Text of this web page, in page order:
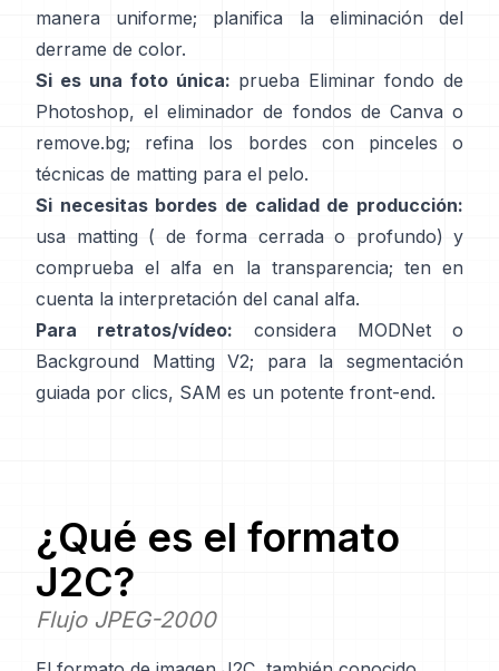
manera uniforme; planifica la
eliminación del
derrame de color.
Si es una foto única: prueba Eliminar fondo de
Photoshop, eleliminador de fondos de Canva o
remove.bg; refina los bordes con pinceles o
técnicas de matting para el pelo.
Si necesitas bordes de calidad de producción:
usa matting ( de forma cerrada o profundo) y
comprueba el alfa en la transparencia; ten en
cuenta la interpretación del canal alfa.
Para retratos/vídeo: considera MODNet o
Background Matting V2; para la segmentación
guiada por clics, SAM es un potente front-end.
¿Qué es el formato
J2C?
Flujo JPEG-2000